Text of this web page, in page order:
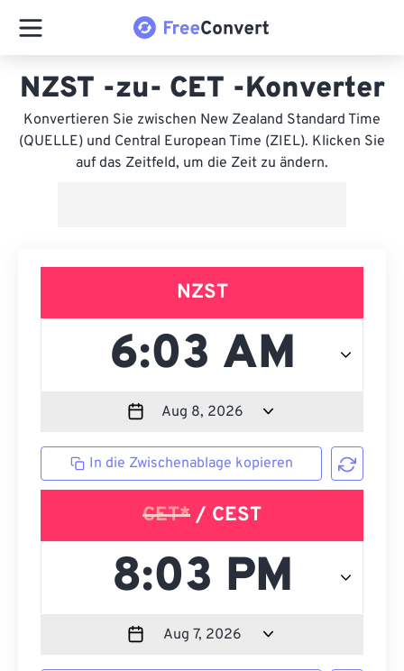
NZST -zu- CET -Konverter
Konvertieren Sie zwischen New Zealand Standard Time
(QUELLE) und Central European Time (ZIEL). Klicken Sie
auf das Zeitfeld, um die Zeit zu ändern.
NZST
In die Zwischenablage kopieren
CET* / CEST